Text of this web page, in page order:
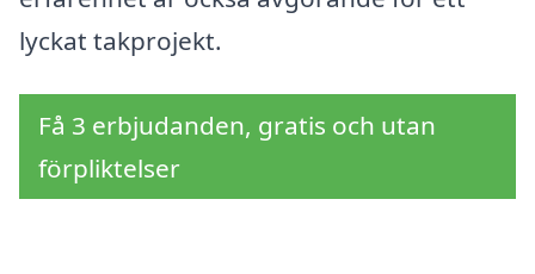
lyckat takprojekt.
Få 3 erbjudanden, gratis och utan
förpliktelser